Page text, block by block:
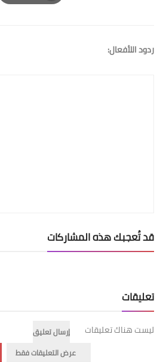
Print
ردود اللأفعال:
قد تُعجبك هذه المشاركات
تعليقات
ليست هناك تعليقات
إرسال تعليق
عرض التعليقات فقط